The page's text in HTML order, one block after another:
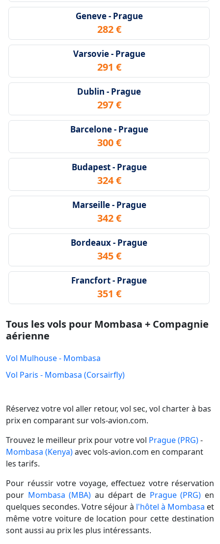
Geneve - Prague
282 €
Varsovie - Prague
291 €
Dublin - Prague
297 €
Barcelone - Prague
300 €
Budapest - Prague
324 €
Marseille - Prague
342 €
Bordeaux - Prague
345 €
Francfort - Prague
351 €
Tous les vols pour Mombasa + Compagnie
aérienne
Vol Mulhouse - Mombasa
Vol Paris - Mombasa (Corsairfly)
Réservez votre vol aller retour, vol sec, vol charter à bas
prix en comparant sur vols-avion.com.
Trouvez le meilleur prix pour votre vol Prague (PRG)-
Mombasa (Kenya)avec vols-avion.com en comparant
les tarifs.
Pour réussir votre voyage, effectuez votre réservation
pour Mombasa (MBA) au départ de Prague (PRG) en
quelques secondes. Votre séjour à l'hôtel à Mombasa et
même votre voiture de location pour cette destination
sont aussi au prix les plus intéressants.